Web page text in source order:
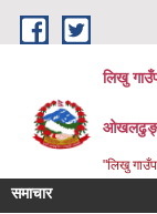
Skip to main content
लिखु
"लिखु
समाचार